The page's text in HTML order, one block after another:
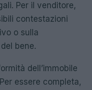
Per il venditore,
contestazioni
o sulla
bene.
dell’immobile
essere completa,